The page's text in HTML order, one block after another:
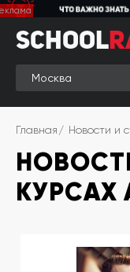
School
Rate
Рейтинг
Online-
рейтинг
Отзывы
студентов
School
Главная Новости и
КУРСАХ